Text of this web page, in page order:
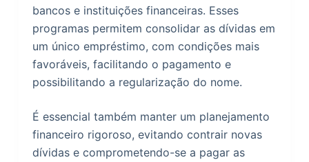
bancos e instituições financeiras. Esses
programas permitem consolidar as dívidas em
um único empréstimo, com condições mais
favoráveis, facilitando o pagamento e
possibilitando a regularização do nome.
É essencial também manter um planejamento
financeiro rigoroso, evitando contrair novas
dívidas e comprometendo-se a pagar as